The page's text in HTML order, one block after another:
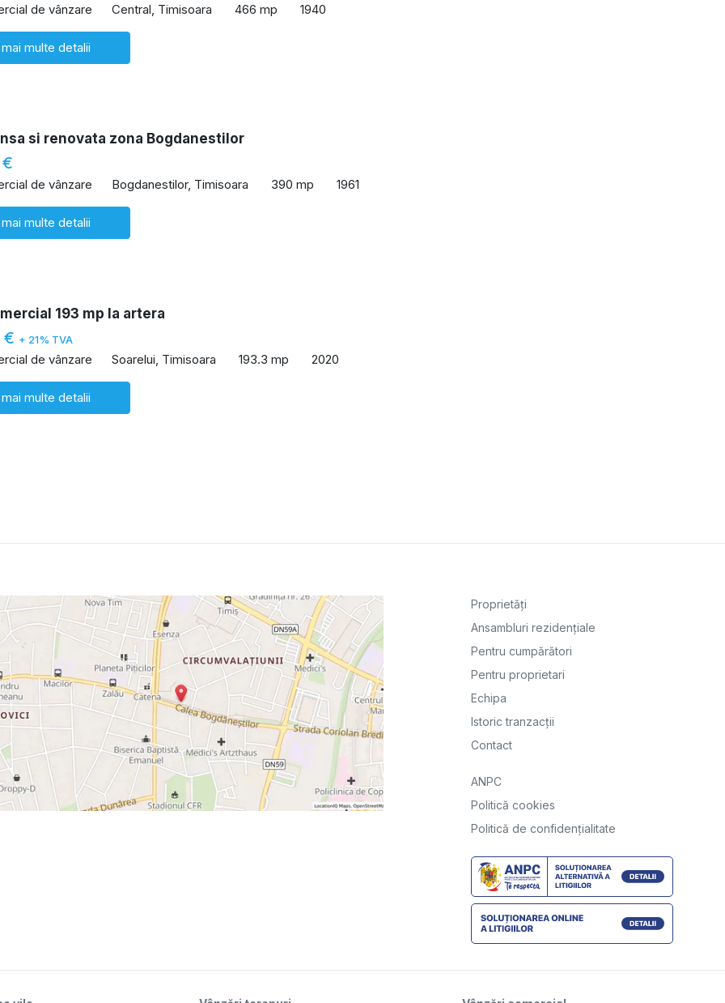
de vânzare Central, Timisoara 466 mp 1940
multe detalii
si renovata zona Bogdanestilor
de vânzare Bogdanestilor, Timisoara 390 mp 1961
multe detalii
193 mp la artera
€ + 21% TVA
de vânzare Soarelui, Timisoara 193.3 mp 2020
multe detalii
Proprietăți
Ansambluri rezidențiale
Pentru cumpărători
Pentru proprietari
Echipa
Istoric tranzacții
Contact
ANPC
Politică cookies
Politică de confidențialitate